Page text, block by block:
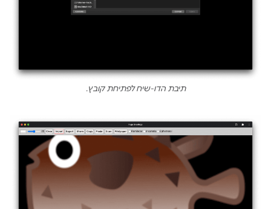
תיבת הדו-שיח לפתיחת קובץ.